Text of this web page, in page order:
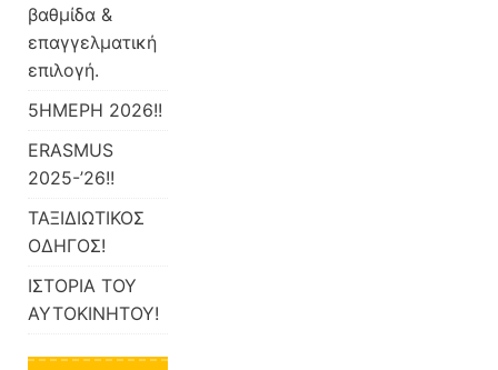
βαθμίδα &
επαγγελματική
επιλογή.
5ΗΜΕΡΗ 2026!!
ERASMUS
2025-’26!!
ΤΑΞΙΔΙΩΤΙΚΟΣ
ΟΔΗΓΟΣ!
ΙΣΤΟΡΙΑ ΤΟΥ
ΑΥΤΟΚΙΝΗΤΟΥ!